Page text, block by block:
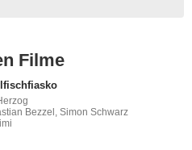
Filme
Bezzel, Simon Schwarz